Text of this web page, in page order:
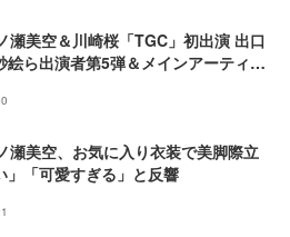
瀬美空＆川崎桜「TGC」初出演 出口
絵ら出演者第5弾＆メインアーティス
瀬美空、お気に入り衣装で美脚際立
」「可愛すぎる」と反響